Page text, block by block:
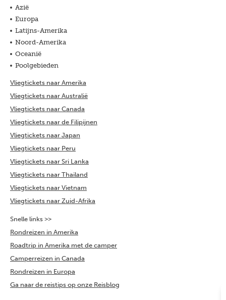
Azië
Europa
Latijns-Amerika
Noord-Amerika
Oceanië
Poolgebieden
Vliegtickets naar Amerika
Vliegtickets naar Australië
Vliegtickets naar Canada
Vliegtickets naar de Filipijnen
Vliegtickets naar Japan
Vliegtickets naar Peru
Vliegtickets naar Sri Lanka
Vliegtickets naar Thailand
Vliegtickets naar Vietnam
Vliegtickets naar Zuid-Afrika
Snelle links >>
Rondreizen in Amerika
Roadtrip in Amerika met de camper
Camperreizen in Canada
Rondreizen in Europa
Ga naar de reistips op onze Reisblog